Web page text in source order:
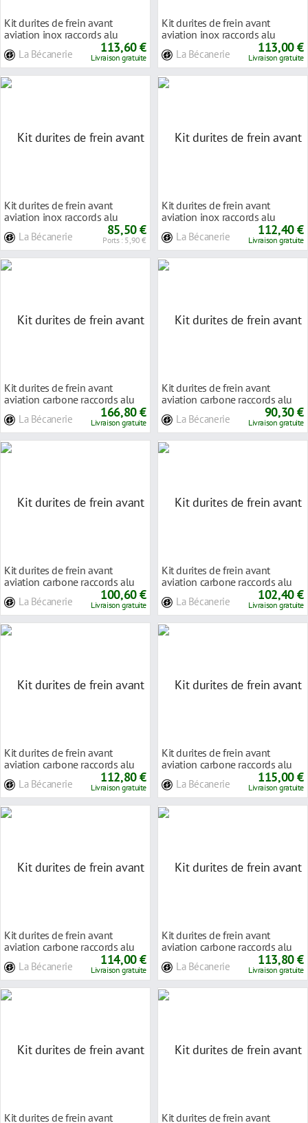
Kit durites de frein avant
aviation inox raccords alu
La Bécanerie 113,60 €
Livraison gratuite
Kit durites de frein avant
aviation inox raccords alu
La Bécanerie 113,00 €
Livraison gratuite
Kit durites de frein avant
aviation inox raccords alu
La Bécanerie 85,50 €
Ports : 5,90 €
Kit durites de frein avant
aviation inox raccords alu
La Bécanerie 112,40 €
Livraison gratuite
Kit durites de frein avant
aviation carbone raccords alu
La Bécanerie 166,80 €
Livraison gratuite
Kit durites de frein avant
aviation carbone raccords alu
La Bécanerie 90,30 €
Livraison gratuite
Kit durites de frein avant
aviation carbone raccords alu
La Bécanerie 100,60 €
Livraison gratuite
Kit durites de frein avant
aviation carbone raccords alu
La Bécanerie 102,40 €
Livraison gratuite
Kit durites de frein avant
aviation carbone raccords alu
La Bécanerie 112,80 €
Livraison gratuite
Kit durites de frein avant
aviation carbone raccords alu
La Bécanerie 115,00 €
Livraison gratuite
Kit durites de frein avant
aviation carbone raccords alu
La Bécanerie 114,00 €
Livraison gratuite
Kit durites de frein avant
aviation carbone raccords alu
La Bécanerie 113,80 €
Livraison gratuite
Kit durites de frein avant
Kit durites de frein avant